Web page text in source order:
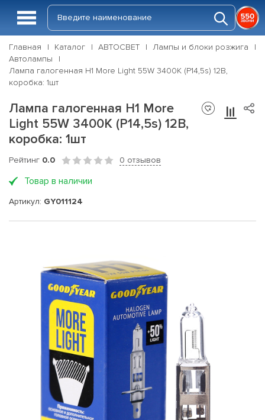
Главная Каталог АВТОСВЕТ
Лампы и блоки розжига
Автолампы
Лампа галогенная H1 More Light 55W 3400K (P14,5s) 12В,
коробка: 1шт
Лампа галогенная H1 More
Light 55W 3400K (P14,5s) 12В,
коробка: 1шт
Рейтинг 0.0 0 отзывов
Товар в наличии
Артикул: GY011124